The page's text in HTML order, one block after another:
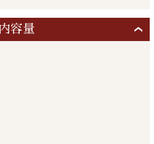
内容量